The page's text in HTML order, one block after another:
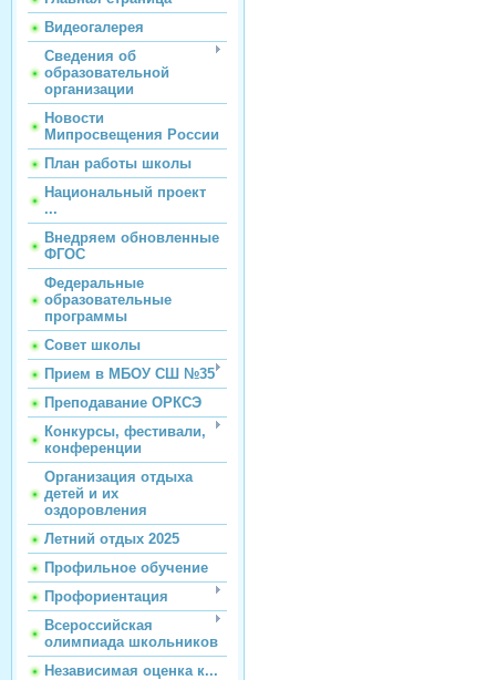
Видеогалерея
Сведения об
образовательной
организации
Новости
Мипросвещения России
План работы школы
Национальный проект
...
Внедряем обновленные
ФГОС
Федеральные
образовательные
программы
Совет школы
Прием в МБОУ СШ №35
Преподавание ОРКСЭ
Конкурсы, фестивали,
конференции
Организация отдыха
детей и их
оздоровления
Летний отдых 2025
Профильное обучение
Профориентация
Всероссийская
олимпиада школьников
Независимая оценка к...